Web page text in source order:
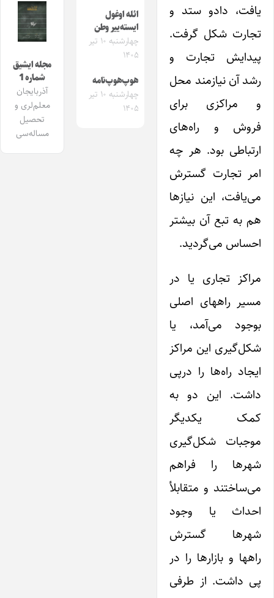
یافت، دادو ستد و
تجارت شکل گرفت.
پیدایش تجارت و
رشد آن نیازمند محل
و مراکزی برای
فروش و راه‌های
ارتباطی بود. هر چه
امر تجارت گسترش
می‌یافت، این نیازها
هم به تبع آن بیشتر
احساس می‌گردید.
مراکز تجاری یا در
مسیر راههای اصلی
بوجود می‌آمد، یا
شکل‌گیری این مراکز
ایجاد راه‌ها را درپی
داشت. این دو به
کمک یکدیگر
موجبات شکل‌گیری
شهرها را فراهم
می‌ساختند و متقابلأ
احداث یا وجود
شهرها گسترش
راهها و بازارها را در
پی داشت. از طرفی
ائله اوغول
ایسته‌ییر وطن
چهارشنبه ۱۰ تیر
۱۴۰۵
هوپ‌هوپ‌نامه
چهارشنبه ۱۰ تیر
۱۴۰۵
مجله ایشیق
شماره 1
آذربایجان
معلم‌لری و
تحصیل
مساله‌سی